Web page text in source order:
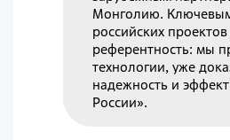
Монголию.
российских
референтность: мы
технологии, уже
надежность и
России».